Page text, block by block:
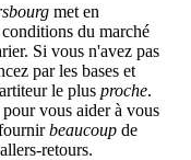
met en
du marché
Si vous n'avez pas
par les bases et
le plus proche.
vous aider à vous
beaucoup de
retours.